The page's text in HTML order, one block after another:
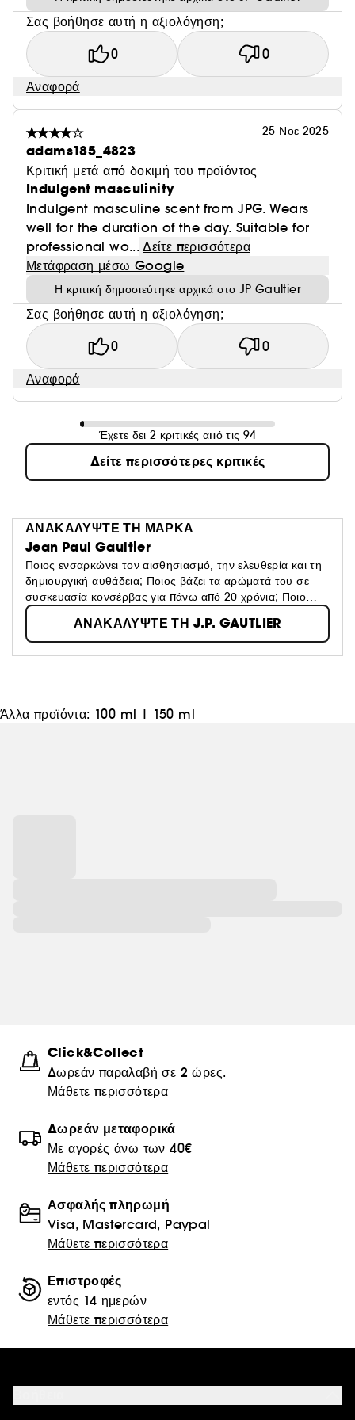
Σας βοήθησε αυτή η αξιολόγηση;
0 0
Αναφορά
25 Νοε 2025
adams185_4823
Κριτική μετά από δοκιμή του προϊόντος
Indulgent masculinity
Indulgent masculine scent from JPG. Wears
well for the duration of the day. Suitable for
professional wo... Δείτε περισσότερα
Μετάφραση μέσω Google
Η κριτική δημοσιεύτηκε αρχικά στο JP Gaultier
Σας βοήθησε αυτή η αξιολόγηση;
0 0
Αναφορά
Έχετε δει 2 κριτικές από τις 94
Δείτε περισσότερες κριτικές
ΑΝΑΚΑΛΥΨΤΕ ΤΗ ΜΑΡΚΑ
Jean Paul Gaultier
Ποιος ενσαρκώνει τον αισθησιασμό, την ελευθερία και τη
δημιουργική αυθάδεια; Ποιος βάζει τα αρώματά του σε
συσκευασία κονσέρβας για πάνω από 20 χρόνια; Ποιο
είναι το «τρομερό παιδί» της μόδας; Μα φυσικά, ο Jean
Paul Gaultier!ΑΝΑΚΑΛΥΨΤΕ ΤΗ J.P. GAUTLIER
Άλλα προϊόντα: 100 ml | 150 ml
Click&Collect
Δωρεάν παραλαβή σε 2 ώρες.
Μάθετε περισσότερα
Δωρεάν μεταφορικά
Με αγορές άνω των 40€
Μάθετε περισσότερα
Ασφαλής πληρωμή
Visa, Mastercard, Paypal
Μάθετε περισσότερα
Επιστροφές
εντός 14 ημερών
Μάθετε περισσότερα